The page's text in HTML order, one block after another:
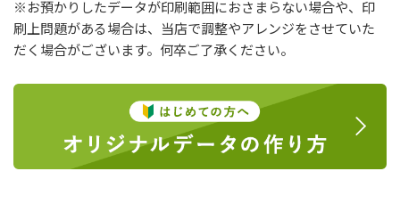
※お預かりしたデータが印刷範囲におさまらない場合や、印
刷上問題がある場合は、当店で調整やアレンジをさせていた
だく場合がございます。何卒ご了承ください。